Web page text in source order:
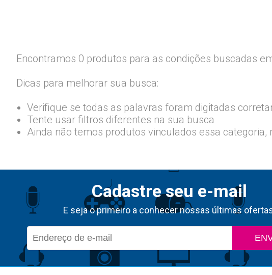
Encontramos 0 produtos para as condições buscadas
Dicas para melhorar sua busca:
Verifique se todas as palavras foram digitadas
Tente usar filtros diferentes na sua busca
Ainda não temos produtos vinculados essa categoria,
Cadastre seu e-mail
E seja o primeiro a conhecer nossas últimas